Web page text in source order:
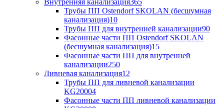
Внутренняя канализация365
Трубы ПП Ostendorf SKOLAN (бесшумная
канализация)10
Трубы ПП для внутренней канализации90
Фасонные части ПП Ostendorf SKOLAN
(бесшумная канализация)15
Фасонные части ПП для внутренней
канализации250
Ливневая канализация12
Трубы ПП для ливневой канализации
KG20004
Фасонные части ПП ливневой канализации